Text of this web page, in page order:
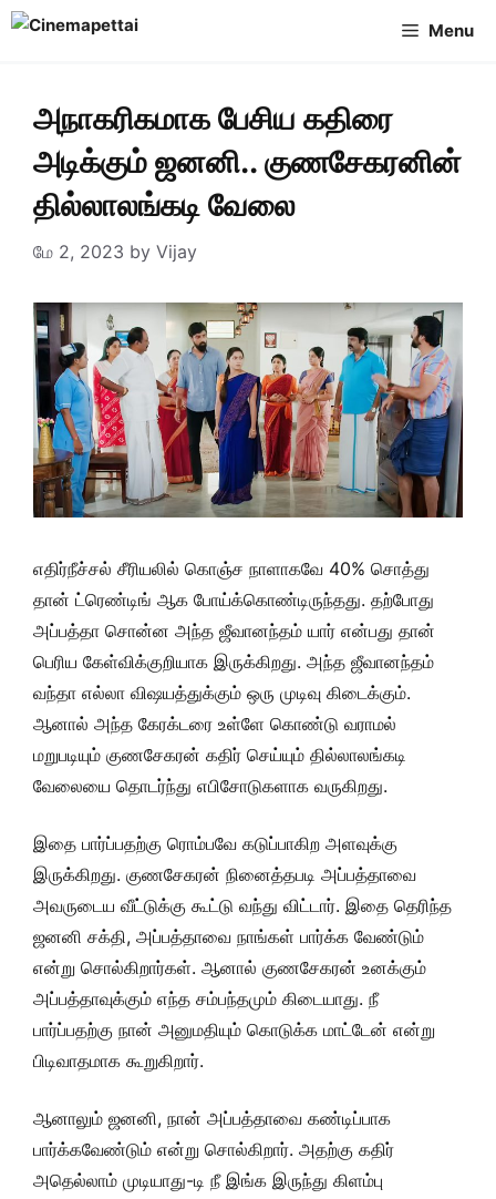
Skip
Menu
அநாகரிகமாக பேசிய கதிரை
அடிக்கும் ஜனனி.. குணசேகரனின்
தில்லாலங்கடி வேலை
மே 2, 2023 by Vijay
எதிர்நீச்சல் சீரியலில் கொஞ்ச நாளாகவே 40% சொத்து
தான் ட்ரெண்டிங் ஆக போய்க்கொண்டிருந்தது. தற்போது
அப்பத்தா சொன்ன அந்த ஜீவானந்தம் யார் என்பது தான்
பெரிய கேள்விக்குறியாக இருக்கிறது. அந்த ஜீவானந்தம்
வந்தா எல்லா விஷயத்துக்கும் ஒரு முடிவு கிடைக்கும்.
ஆனால் அந்த கேரக்டரை உள்ளே கொண்டு வராமல்
மறுபடியும் குணசேகரன் கதிர் செய்யும் தில்லாலங்கடி
வேலையை தொடர்ந்து எபிசோடுகளாக வருகிறது.
இதை பார்ப்பதற்கு ரொம்பவே கடுப்பாகிற அளவுக்கு
இருக்கிறது. குணசேகரன் நினைத்தபடி அப்பத்தாவை
அவருடைய வீட்டுக்கு கூட்டு வந்து விட்டார். இதை தெரிந்த
ஜனனி சக்தி, அப்பத்தாவை நாங்கள் பார்க்க வேண்டும்
என்று சொல்கிறார்கள். ஆனால் குணசேகரன் உனக்கும்
அப்பத்தாவுக்கும் எந்த சம்பந்தமும் கிடையாது. நீ
பார்ப்பதற்கு நான் அனுமதியும் கொடுக்க மாட்டேன் என்று
பிடிவாதமாக கூறுகிறார்.
ஆனாலும் ஜனனி, நான் அப்பத்தாவை கண்டிப்பாக
பார்க்கவேண்டும் என்று சொல்கிறார். அதற்கு கதிர்
அதெல்லாம் முடியாது-டி நீ இங்க இருந்து கிளம்பு